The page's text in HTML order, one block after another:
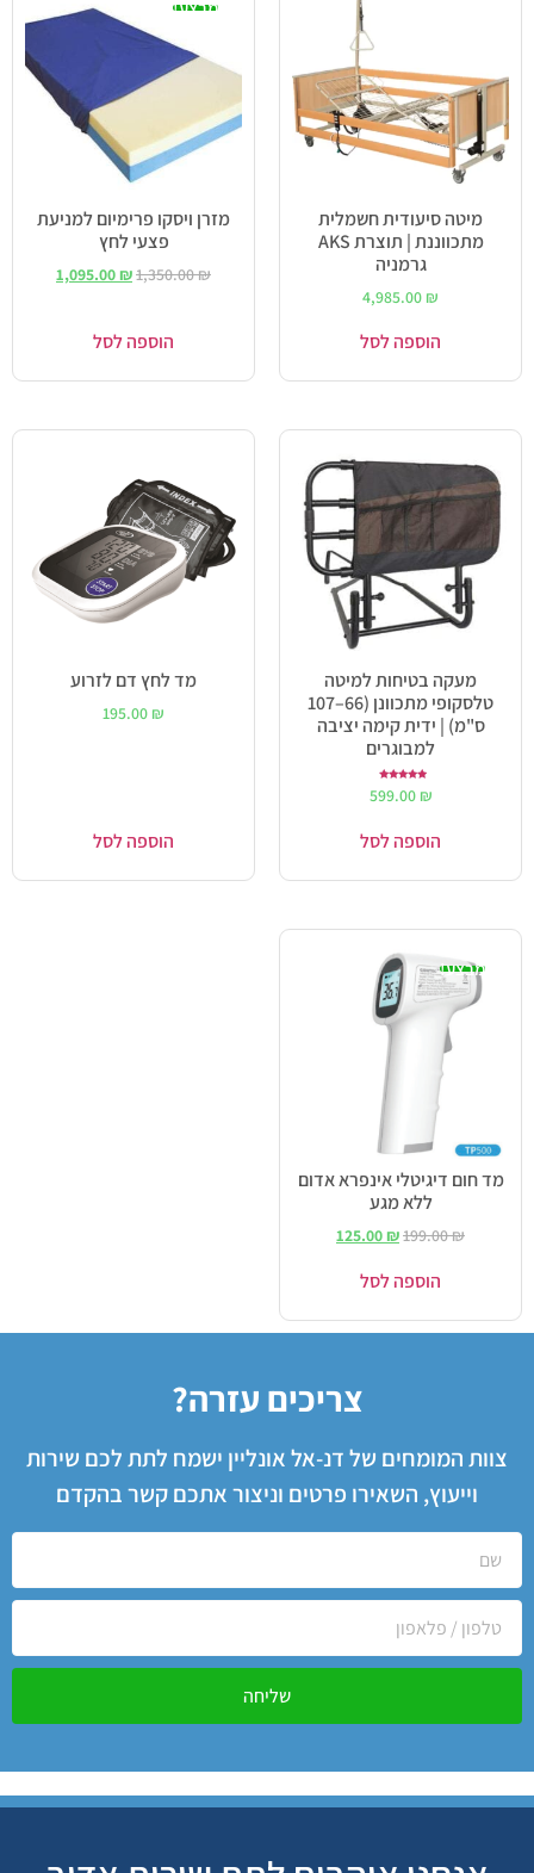
מיטה סיעודית חשמלית
מתכווננת | תוצרת AKS
גרמניה
4,985.00 ₪
הוספה לסל
מבצע!
מזרן ויסקו פרימיום למניעת
פצעי לחץ
1,350.00₪
1,095.00₪
הוספה לסל
מעקה בטיחות למיטה
טלסקופי מתכוונן (66–107
ס"מ) | ידית קימה יציבה
למבוגרים
5.00
599.00 ₪
הוספה לסל
מד לחץ דם לזרוע
195.00 ₪
הוספה לסל
מבצע!
מד חום דיגיטלי אינפרא אדום
ללא מגע
199.00₪
125.00₪
הוספה לסל
צריכים עזרה?
צוות המומחים של דנ-אל אונליין ישמח לתת לכם שירות
וייעוץ, השאירו פרטים וניצור אתכם קשר בהקדם
שליחה